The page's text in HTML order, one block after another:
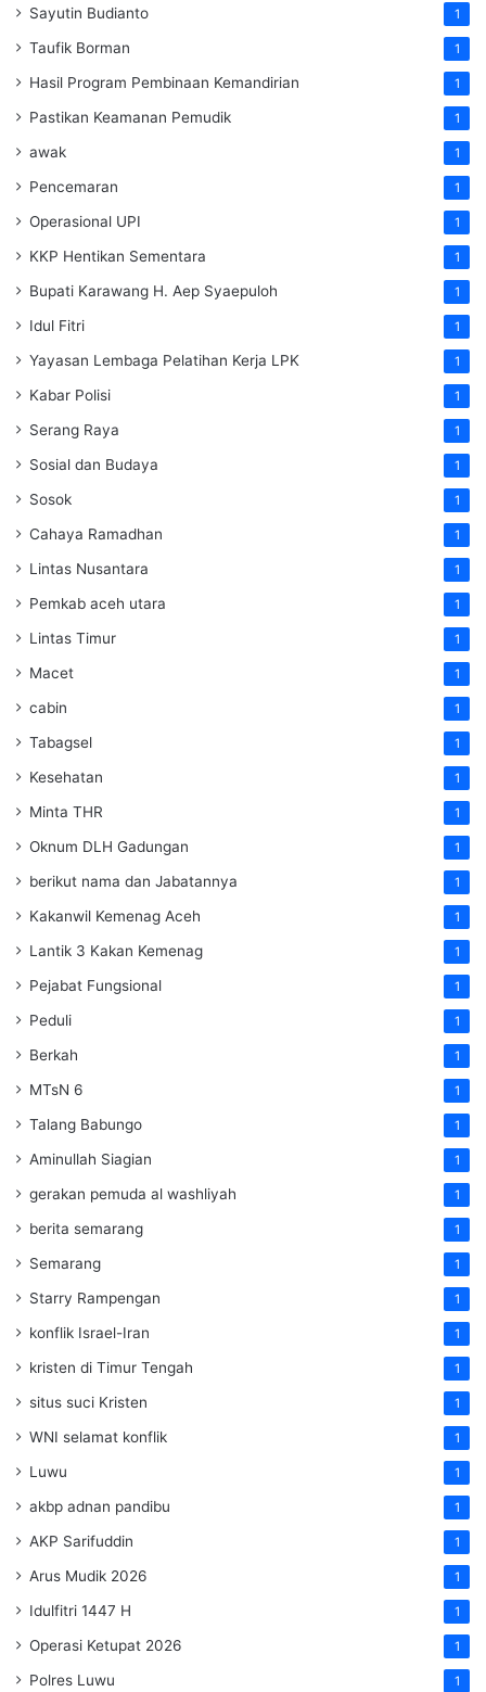
Sayutin Budianto 1
Taufik Borman 1
Hasil Program Pembinaan Kemandirian 1
Pastikan Keamanan Pemudik 1
awak 1
Pencemaran 1
Operasional UPI 1
KKP Hentikan Sementara 1
Bupati Karawang H. Aep Syaepuloh 1
Idul Fitri 1
Yayasan Lembaga Pelatihan Kerja LPK 1
Kabar Polisi 1
Serang Raya 1
Sosial dan Budaya 1
Sosok 1
Cahaya Ramadhan 1
Lintas Nusantara 1
Pemkab aceh utara 1
Lintas Timur 1
Macet 1
cabin 1
Tabagsel 1
Kesehatan 1
Minta THR 1
Oknum DLH Gadungan 1
berikut nama dan Jabatannya 1
Kakanwil Kemenag Aceh 1
Lantik 3 Kakan Kemenag 1
Pejabat Fungsional 1
Peduli 1
Berkah 1
MTsN 6 1
Talang Babungo 1
Aminullah Siagian 1
gerakan pemuda al washliyah 1
berita semarang 1
Semarang 1
Starry Rampengan 1
konflik Israel-Iran 1
kristen di Timur Tengah 1
situs suci Kristen 1
WNI selamat konflik 1
Luwu 1
akbp adnan pandibu 1
AKP Sarifuddin 1
Arus Mudik 2026 1
Idulfitri 1447 H 1
Operasi Ketupat 2026 1
Polres Luwu 1